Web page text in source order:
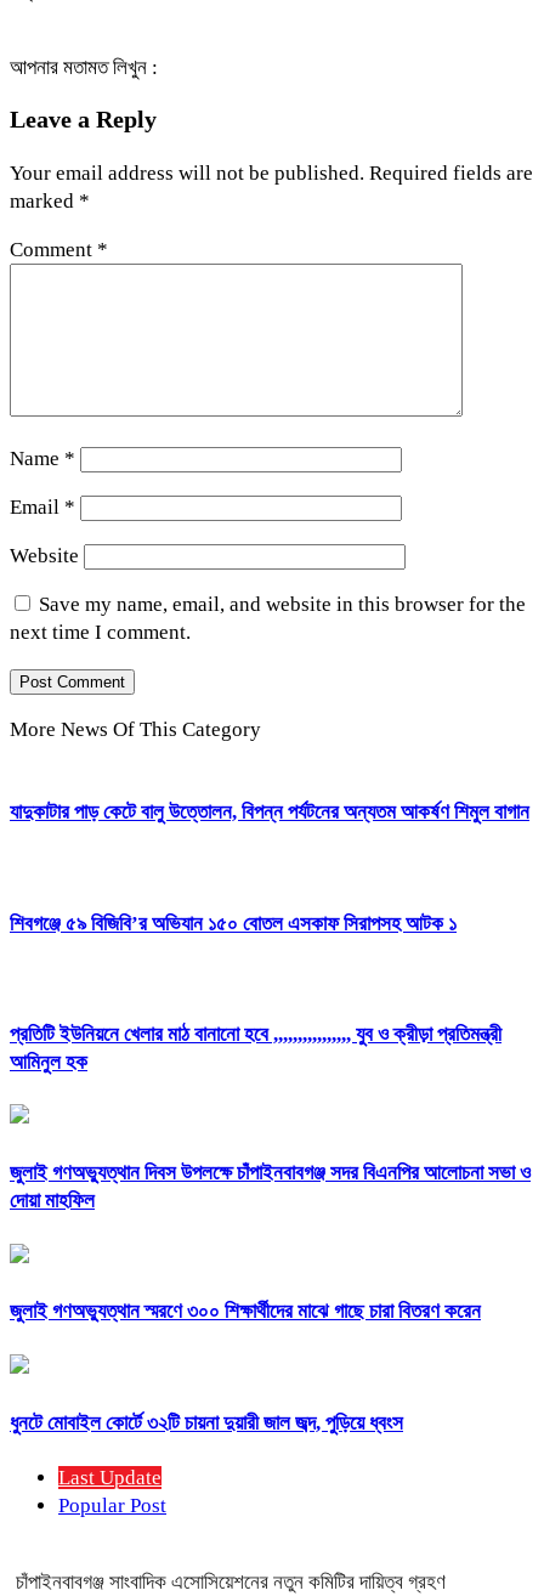
আপনার মতামত লিখুন :
Leave a Reply
Your email address will not be published. Required fields are
marked *
Comment *
Name *
Email *
Website
Save my name, email, and website in this browser for the
next time I comment.
More News Of This Category
যাদুকাটার পাড় কেটে বালু উত্তোলন, বিপন্ন পর্যটনের অন্যতম আকর্ষণ শিমুল বাগান
শিবগঞ্জে ৫৯ বিজিবি’র অভিযান ১৫০ বোতল এসকাফ সিরাপসহ আটক ১
প্রতিটি ইউনিয়নে খেলার মাঠ বানানো হবে ,,,,,,,,,,,,,,,, যুব ও ক্রীড়া প্রতিমন্ত্রী
আমিনুল হক
জুলাই গণঅভ্যুত্থান দিবস উপলক্ষে চাঁপাইনবাবগঞ্জ সদর বিএনপির আলোচনা সভা ও
দোয়া মাহফিল
জুলাই গণঅভ্যুত্থান স্মরণে ৩০০ শিক্ষার্থীদের মাঝে গাছে চারা বিতরণ করেন
ধুনটে মোবাইল কোর্টে ৩২টি চায়না দুয়ারী জাল জব্দ, পুড়িয়ে ধ্বংস
Last Update
Popular Post
চাঁপাইনবাবগঞ্জ সাংবাদিক এসোসিয়েশনের নতুন কমিটির দায়িত্ব গ্রহণ